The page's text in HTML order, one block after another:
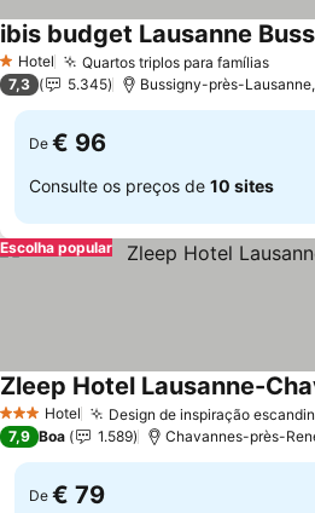
1 Estrelas
Hotel Quartos triplos para famílias
ibis budget Lausanne
7,3 5.345
De € 96
Consulte os preços de 10 sites
Escolha popular
3 EstrelasHotel Design de inspiração
Zleep Hotel Lausanne-
7,9 Boa 1.589
De € 79